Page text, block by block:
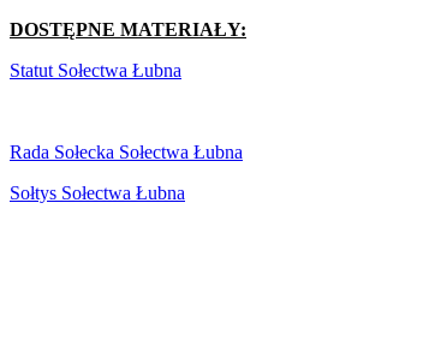
DOSTĘPNE MATERIAŁY:
Statut Sołectwa Łubna
Rada Sołecka Sołectwa Łubna
Sołtys Sołectwa Łubna